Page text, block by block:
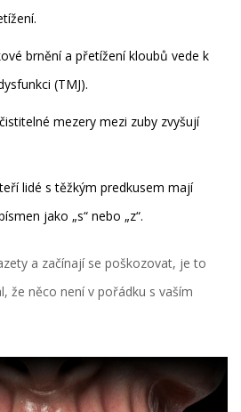
brnění a přetížení kloubů vede k
(TMJ).
mezery mezi zuby zvyšují
lidé s těžkým predkusem mají
jako „s“ nebo „z“.
a začínají se poškozovat, je to
že něco není v pořádku s vaším